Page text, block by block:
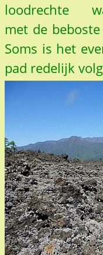
loodrechte
met de
Soms is het
pad redelijk